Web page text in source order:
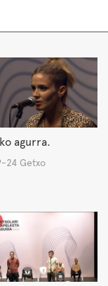
agurra.
24 Getxo